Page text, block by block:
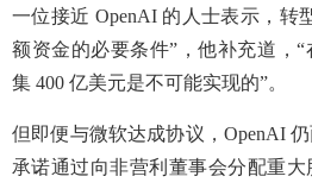
一位接近 OpenAI 的人士表示，转
额资金的必要条件”，他补充道，
集 400 亿美元是不可能实现的”。
但即便与微软达成协议，OpenAI
承诺通过向非营利董事会分配重